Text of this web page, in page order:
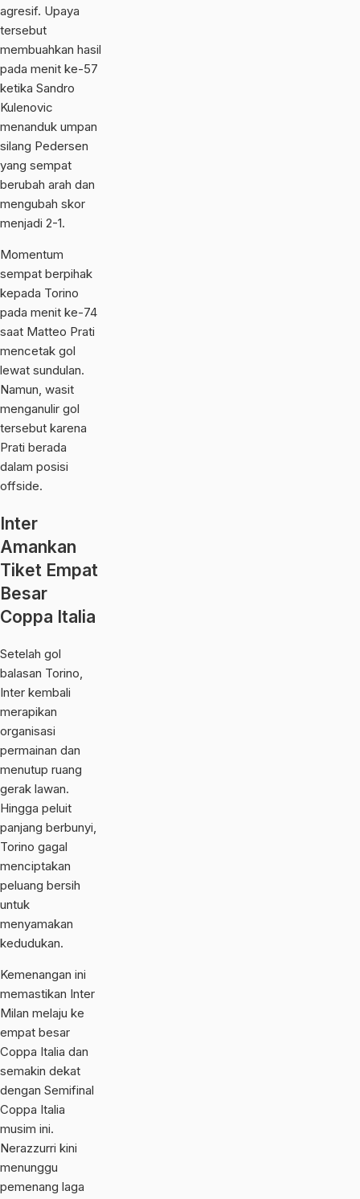
agresif. Upaya
tersebut
membuahkan hasil
pada menit ke-57
ketika Sandro
Kulenovic
menanduk umpan
silang Pedersen
yang sempat
berubah arah dan
mengubah skor
menjadi 2-1.
Momentum
sempat berpihak
kepada Torino
pada menit ke-74
saat Matteo Prati
mencetak gol
lewat sundulan.
Namun, wasit
menganulir gol
tersebut karena
Prati berada
dalam posisi
offside.
Inter
Amankan
Tiket Empat
Besar
Coppa Italia
Setelah gol
balasan Torino,
Inter kembali
merapikan
organisasi
permainan dan
menutup ruang
gerak lawan.
Hingga peluit
panjang berbunyi,
Torino gagal
menciptakan
peluang bersih
untuk
menyamakan
kedudukan.
Kemenangan ini
memastikan Inter
Milan melaju ke
empat besar
Coppa Italia dan
semakin dekat
dengan Semifinal
Coppa Italia
musim ini.
Nerazzurri kini
menunggu
pemenang laga